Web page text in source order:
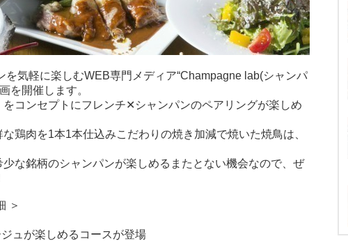
を気軽に楽しむWEB専門メディア“Champagne lab(シャンパ
を開催します。
をコンセプトにフレンチ✕シャンパンのペアリングが楽しめ
鶏肉を1本1本仕込みこだわりの焼き加減で焼いた焼鳥は、
な銘柄のシャンパンが楽しめるまたとない機会なので、ぜ
＞
ュが楽しめるコースが登場